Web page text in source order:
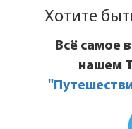
Хотите
Всё самое
нашем